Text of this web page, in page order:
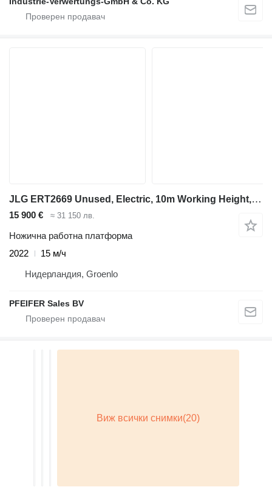
JLG ERT2669 Unused, Electric, 10m Working Height, 680k
15 900 € ≈ 31 150 лв.
Ножична работна платформа
2022
15 м/ч
Нидерландия, Groenlo
PFEIFER Sales BV